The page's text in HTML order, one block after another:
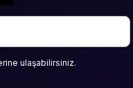
ulaşabilirsiniz.